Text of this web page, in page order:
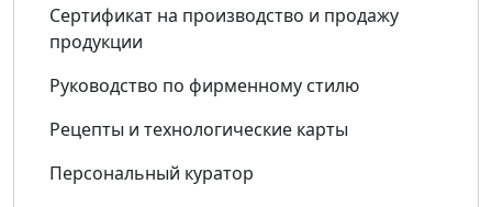
Сертификат на производство и продажу
продукции
Руководство по фирменному стилю
Рецепты и технологические карты
Персональный куратор